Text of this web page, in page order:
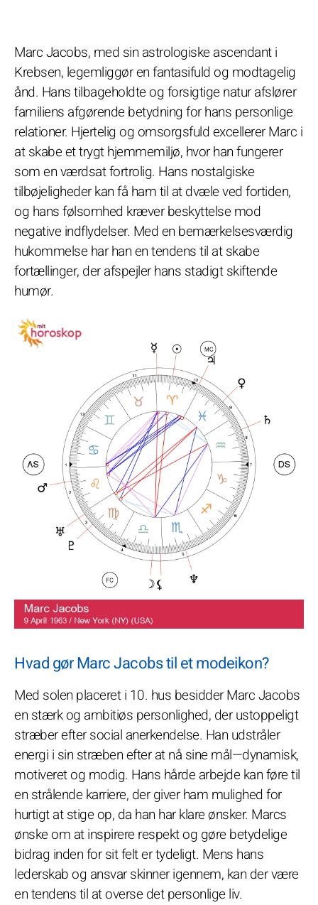
Marc Jacobs, med sin astrologiske ascendant i
Krebsen, legemliggør en fantasifuld og modtagelig
ånd. Hans tilbageholdte og forsigtige natur afslører
familiens afgørende betydning for hans personlige
relationer. Hjertelig og omsorgsfuld excellerer Marc i
at skabe et trygt hjemmemiljø, hvor han fungerer
som en værdsat fortrolig. Hans nostalgiske
tilbøjeligheder kan få ham til at dvæle ved fortiden,
og hans følsomhed kræver beskyttelse mod
negative indflydelser. Med en bemærkelsesværdig
hukommelse har han en tendens til at skabe
fortællinger, der afspejler hans stadigt skiftende
humør.
Hvad gør Marc Jacobs til et modeikon?
Med solen placeret i 10. hus besidder Marc Jacobs
en stærk og ambitiøs personlighed, der ustoppeligt
stræber efter social anerkendelse. Han udstråler
energi i sin stræben efter at nå sine mål—dynamisk,
motiveret og modig. Hans hårde arbejde kan føre til
en strålende karriere, der giver ham mulighed for
hurtigt at stige op, da han har klare ønsker. Marcs
ønske om at inspirere respekt og gøre betydelige
bidrag inden for sit felt er tydeligt. Mens hans
lederskab og ansvar skinner igennem, kan der være
en tendens til at overse det personlige liv.